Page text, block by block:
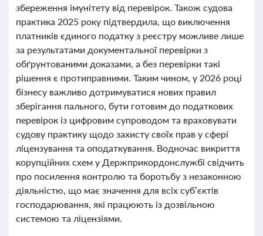
збереження імунітету від перевірок. Також судова
практика 2025 року підтвердила, що виключення
платників єдиного податку з реєстру можливе лише
за результатами документальної перевірки з
обґрунтованими доказами, а без перевірки такі
рішення є протиправними. Таким чином, у 2026 році
бізнесу важливо дотримуватися нових правил
зберігання пального, бути готовим до податкових
перевірок із цифровим супроводом та враховувати
судову практику щодо захисту своїх прав у сфері
ліцензування та оподаткування. Водночас викриття
корупційних схем у Держприкордонслужбі свідчить
про посилення контролю та боротьбу з незаконною
діяльністю, що має значення для всіх суб’єктів
господарювання, які працюють із дозвільною
системою та ліцензіями.